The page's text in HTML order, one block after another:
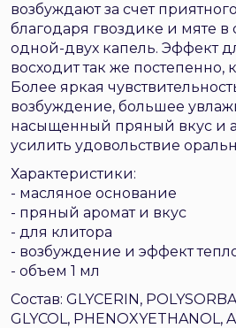
возбуждают за счет
благодаря гвоздике и мяте в
одной-двух капель. Эффект
восходит так же постепенно,
Более яркая
возбуждение, большее
насыщенный пряный вкус и
усилить удовольствие
Характеристики:
- масляное основание
- пряный аромат и вкус
- для клитора
- возбуждение и эффект
- объем 1 мл
Состав: GLYCERIN,
GLYCOL, PHENOXYETHANOL,